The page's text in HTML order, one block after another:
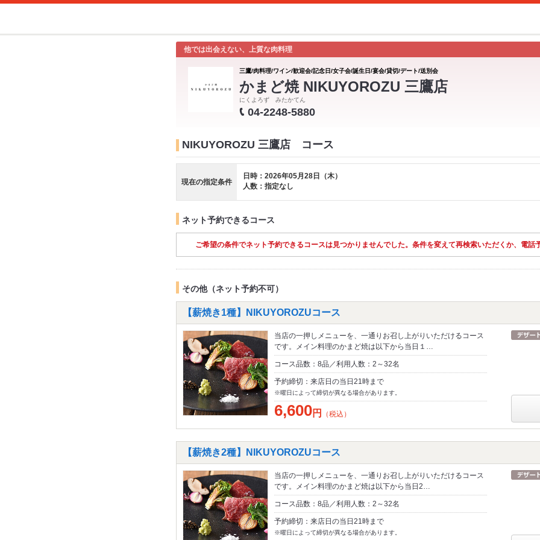
他では出会えない、上質な肉料理
三鷹/肉料理/ワイン/歓迎会/記念日/女子会/誕生日/宴会/貸切/デート/送別会
かまど焼 NIKUYOROZU 三鷹店
にくよろず みたかてん
04-2248-5880
NIKUYOROZU 三鷹店 コース
現在の指定条件
日時：2026年05月28日（木）
人数：指定なし
ネット予約できるコース
ご希望の条件でネット予約できるコースは見つかりませんでした。条件を変えて再検索いただくか、電話
その他（ネット予約不可）
【薪焼き1種】NIKUYOROZUコース
当店の一押しメニューを、一通りお召し上がりいただけるコース
です。メイン料理のかまど焼は以下から当日１…
コース品数：8品／利用人数：2～32名
予約締切：来店日の当日21時まで
※曜日によって締切が異なる場合があります。
6,600円 （税込）
【薪焼き2種】NIKUYOROZUコース
当店の一押しメニューを、一通りお召し上がりいただけるコース
です。メイン料理のかまど焼は以下から当日2…
コース品数：8品／利用人数：2～32名
予約締切：来店日の当日21時まで
※曜日によって締切が異なる場合があります。